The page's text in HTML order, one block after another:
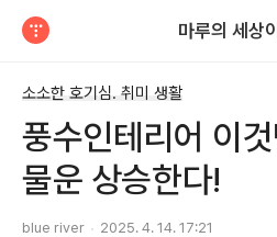
마루의 세상
소소한 호기심. 취미 생활
풍수인테리어 이
물운 상승한다!
blue river 2025. 4. 14. 17:21